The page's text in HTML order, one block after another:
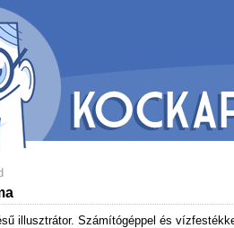
illusztrátor. Számítógéppel és